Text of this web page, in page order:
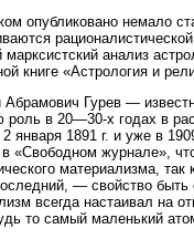
опубликовано немало
марксистский анализ
книге «Астрология и
Абрамович Гурев —
в 20—30-х годах в
января 1891 г. и уже в
в «Свободном журнале»,
материализма,
— свойство быть
всегда настаивал на
то самый маленький